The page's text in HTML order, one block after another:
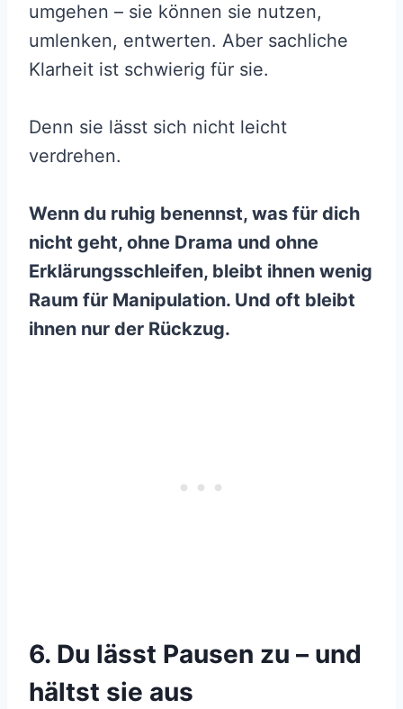
umgehen – sie können sie nutzen,
umlenken, entwerten. Aber sachliche
Klarheit ist schwierig für sie.
Denn sie lässt sich nicht leicht
verdrehen.
Wenn du ruhig benennst, was für dich
nicht geht, ohne Drama und ohne
Erklärungsschleifen, bleibt ihnen wenig
Raum für Manipulation. Und oft bleibt
ihnen nur der Rückzug.
6. Du lässt Pausen zu – und
hältst sie aus